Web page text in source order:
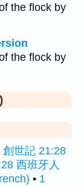
the flock by
the flock by
創世記 21:28
西班牙人
• 1